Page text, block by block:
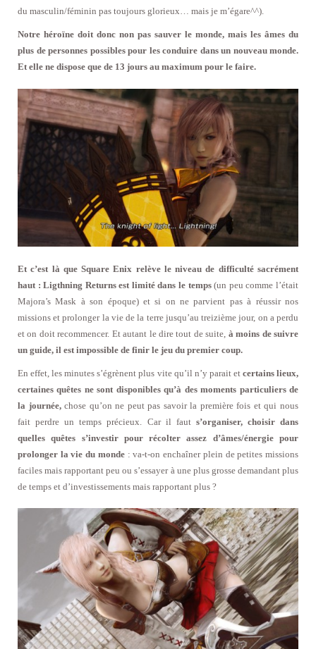
du masculin/féminin pas toujours glorieux… mais je m’égare^^).
Notre héroïne doit donc non pas sauver le monde, mais les âmes du
plus de personnes possibles pour les conduire dans un nouveau monde.
Et elle ne dispose que de 13 jours au maximum pour le faire.
Et c’est là que Square Enix relève le niveau de difficulté sacrément
haut : Ligthning Returns est limité dans le temps(un peu comme l’était
Majora’s Mask à son époque) et si on ne parvient pas à réussir nos
missions et prolonger la vie de la terre jusqu’au treizième jour, on a perdu
et on doit recommencer. Et autant le dire tout de suite, à moins de suivre
un guide, il est impossible de finir le jeu du premier coup.
En effet, les minutes s’égrènent plus vite qu’il n’y parait et certains lieux,
certaines quêtes ne sont disponibles qu’à des moments particuliers de
la journée,chose qu’on ne peut pas savoir la première fois et qui nous
fait perdre un temps précieux. Car il faut s’organiser, choisir dans
quelles quêtes s’investir pour récolter assez d’âmes/énergie pour
prolonger la vie du monde: va-t-on enchaîner plein de petites missions
faciles mais rapportant peu ou s’essayer à une plus grosse demandant plus
de temps et d’investissements mais rapportant plus ?